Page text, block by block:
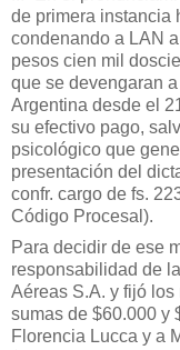
de primera instancia
condenando a LAN
pesos cien mil
que se devengaran
Argentina desde el
su efectivo pago,
psicológico que
presentación del
confr. cargo de fs.
Código Procesal).
Para decidir de ese
responsabilidad de
Aéreas S.A. y fijó
sumas de $60.000 y
Florencia Lucca y a